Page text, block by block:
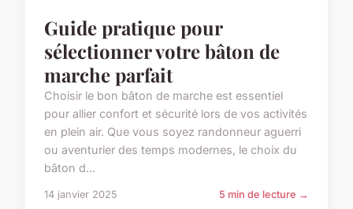
Guide pratique pour
sélectionner votre bâton de
marche parfait
Choisir le bon bâton de marche est essentiel
pour allier confort et sécurité lors de vos activités
en plein air. Que vous soyez randonneur aguerri
ou aventurier des temps modernes, le choix du
bâton d...
14 janvier 2025 5 min de lecture →